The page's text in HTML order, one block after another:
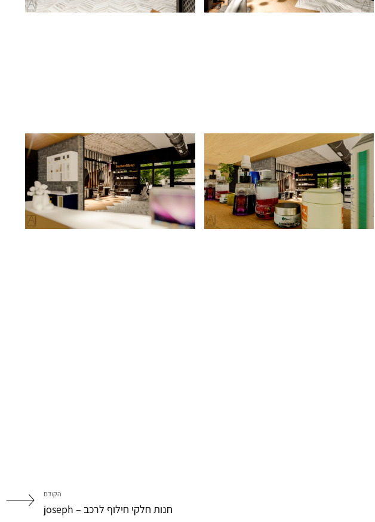
הקודם
חנות חלקי חילוף לרכב – joseph